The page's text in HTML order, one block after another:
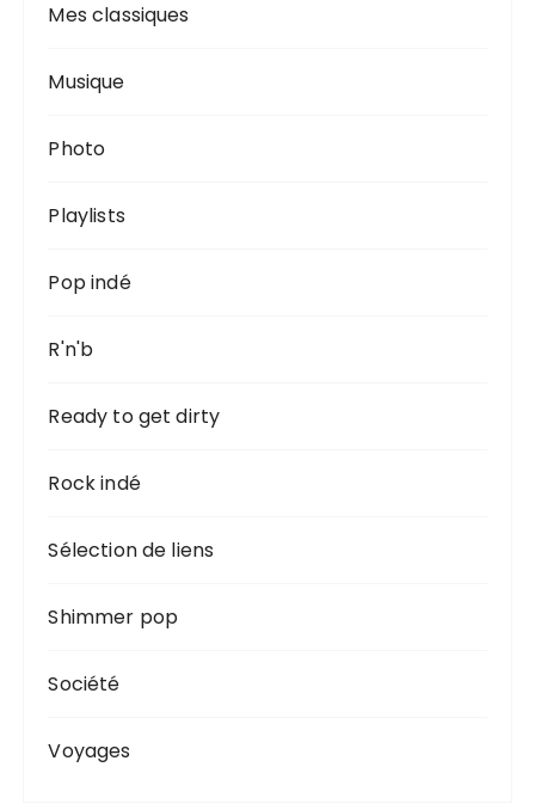
Mes classiques
Musique
Photo
Playlists
Pop indé
R'n'b
Ready to get dirty
Rock indé
Sélection de liens
Shimmer pop
Société
Voyages